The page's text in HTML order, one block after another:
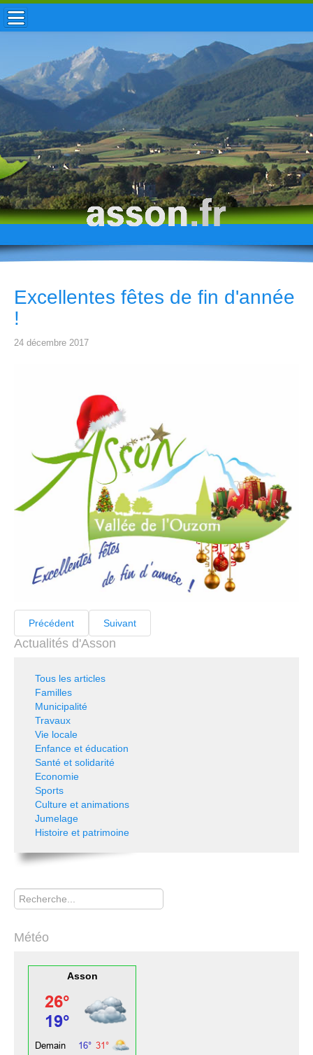
ACCUEIL / INFOS
MUNICIPALITÉ
VIE LOCALE
ENFANCE
TOURISME
HISTOIRE
Excellentes fêtes de fin d'année
!
24 décembre 2017
Précédent Suivant
Actualités d'Asson
Tous les articles
Familles
Municipalité
Travaux
Vie locale
Enfance et éducation
Santé et solidarité
Economie
Sports
Culture et animations
Jumelage
Histoire et patrimoine
Rechercher
Météo
Asson